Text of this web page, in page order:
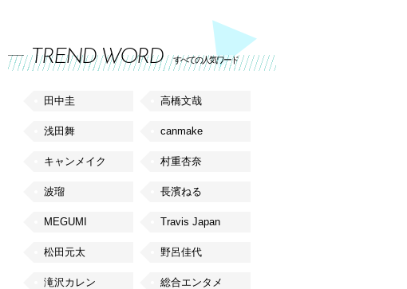
TREND WORD すべての人気ワード
田中圭 高橋文哉
浅田舞 canmake
キャンメイク 村重杏奈
波瑠 長濱ねる
MEGUMI Travis Japan
松田元太 野呂佳代
滝沢カレン 総合エンタメ